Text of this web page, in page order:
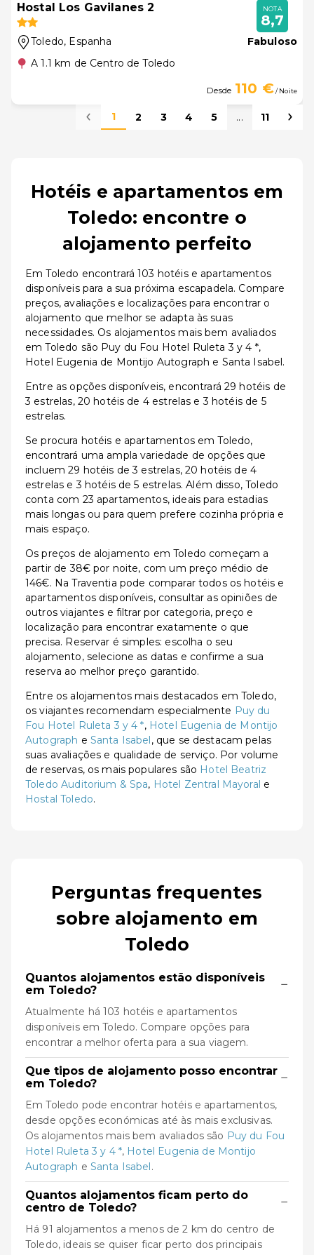
Hostal Los Gavilanes 2
Toledo, Espanha
A 1.1 km de Centro de Toledo
NOTA
8,7
Fabuloso
Desde 110 €/ Noite
1 2 3 4 5 ... 11
Hotéis e apartamentos em
Toledo: encontre o
alojamento perfeito
Em Toledo encontrará 103 hotéis e apartamentos
disponíveis para a sua próxima escapadela. Compare
preços, avaliações e localizações para encontrar o
alojamento que melhor se adapta às suas
necessidades. Os alojamentos mais bem avaliados
em Toledo são Puy du Fou Hotel Ruleta 3 y 4 *,
Hotel Eugenia de Montijo Autograph e Santa Isabel.
Entre as opções disponíveis, encontrará 29 hotéis de
3 estrelas, 20 hotéis de 4 estrelas e 3 hotéis de 5
estrelas.
Se procura hotéis e apartamentos em Toledo,
encontrará uma ampla variedade de opções que
incluem 29 hotéis de 3 estrelas, 20 hotéis de 4
estrelas e 3 hotéis de 5 estrelas. Além disso, Toledo
conta com 23 apartamentos, ideais para estadias
mais longas ou para quem prefere cozinha própria e
mais espaço.
Os preços de alojamento em Toledo começam a
partir de 38€ por noite, com um preço médio de
146€. Na Traventia pode comparar todos os hotéis e
apartamentos disponíveis, consultar as opiniões de
outros viajantes e filtrar por categoria, preço e
localização para encontrar exatamente o que
precisa. Reservar é simples: escolha o seu
alojamento, selecione as datas e confirme a sua
reserva ao melhor preço garantido.
Entre os alojamentos mais destacados em Toledo,
os viajantes recomendam especialmente Puy du
Fou Hotel Ruleta 3 y 4 *, Hotel Eugenia de Montijo
Autograph e Santa Isabel, que se destacam pelas
suas avaliações e qualidade de serviço. Por volume
de reservas, os mais populares são Hotel Beatriz
Toledo Auditorium & Spa, Hotel Zentral Mayoral e
Hostal Toledo.
Perguntas frequentes
sobre alojamento em
Toledo
Quantos alojamentos estão disponíveis
em Toledo?
−
Atualmente há 103 hotéis e apartamentos
disponíveis em Toledo. Compare opções para
encontrar a melhor oferta para a sua viagem.
Que tipos de alojamento posso encontrar
em Toledo?
−
Em Toledo pode encontrar hotéis e apartamentos,
desde opções económicas até às mais exclusivas.
Os alojamentos mais bem avaliados são Puy du Fou
Hotel Ruleta 3 y 4 *, Hotel Eugenia de Montijo
Autograph e Santa Isabel.
Quantos alojamentos ficam perto do
centro de Toledo?
−
Há 91 alojamentos a menos de 2 km do centro de
Toledo, ideais se quiser ficar perto dos principais